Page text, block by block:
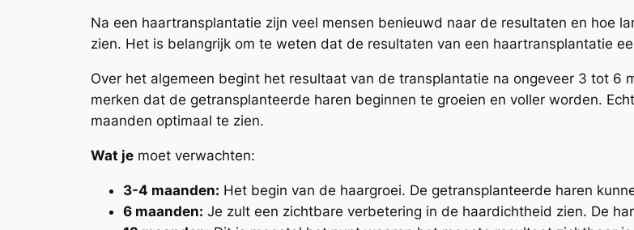
Na een haartransplantatie zijn veel mensen benieuwd naar de resultaten en hoe
zien. Het is belangrijk om te weten dat de resultaten van een haartransplantatie
Over het algemeen begint het resultaat van de transplantatie na ongeveer 3 tot 6
merken dat de getransplanteerde haren beginnen te groeien en voller worden.
maanden optimaal te zien.
Wat je moet verwachten:
3-4 maanden: Het begin van de haargroei. De getransplanteerde haren
6 maanden: Je zult een zichtbare verbetering in de haardichtheid zien. De